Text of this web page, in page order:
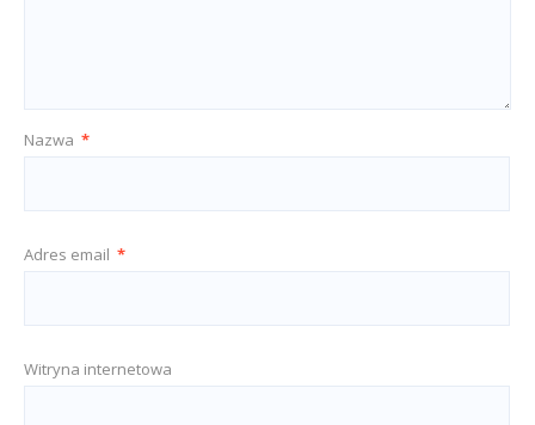
Nazwa *
Adres email *
Witryna internetowa